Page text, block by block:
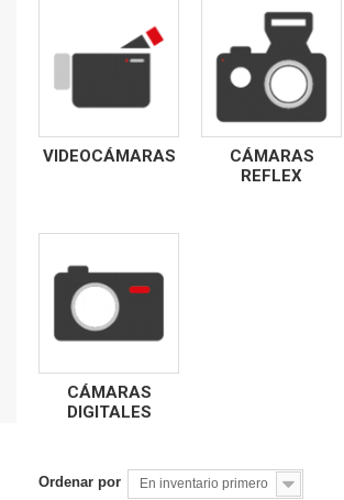
VIDEOCÁMARAS
CÁMARAS
REFLEX
CÁMARAS
DIGITALES
Ordenar por En inventario primero